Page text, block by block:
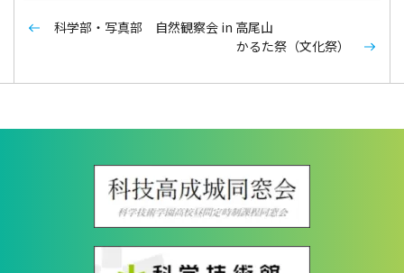
科学部・写真部 自然観察会 in 高尾山
かるた祭（文化祭）